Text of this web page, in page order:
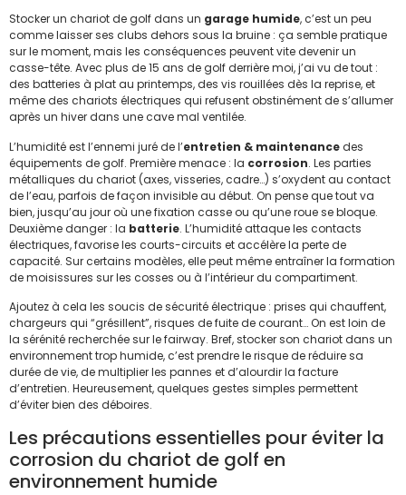
Stocker un chariot de golf dans un garage humide, c’est un peu
comme laisser ses clubs dehors sous la bruine : ça semble pratique
sur le moment, mais les conséquences peuvent vite devenir un
casse-tête. Avec plus de 15 ans de golf derrière moi, j’ai vu de tout :
des batteries à plat au printemps, des vis rouillées dès la reprise, et
même des chariots électriques qui refusent obstinément de s’allumer
après un hiver dans une cave mal ventilée.
L’humidité est l’ennemi juré de l’entretien & maintenancedes
équipements de golf. Première menace : la corrosion. Les parties
métalliques du chariot (axes, visseries, cadre…) s’oxydent au contact
de l’eau, parfois de façon invisible au début. On pense que tout va
bien, jusqu’au jour où une fixation casse ou qu’une roue se bloque.
Deuxième danger : la batterie. L’humidité attaque les contacts
électriques, favorise les courts-circuits et accélère la perte de
capacité. Sur certains modèles, elle peut même entraîner la formation
de moisissures sur les cosses ou à l’intérieur du compartiment.
Ajoutez à cela les soucis de sécurité électrique : prises qui chauffent,
chargeurs qui “grésillent”, risques de fuite de courant… On est loin de
la sérénité recherchée sur le fairway. Bref, stocker son chariot dans un
environnement trop humide, c’est prendre le risque de réduire sa
durée de vie, de multiplier les pannes et d’alourdir la facture
d’entretien. Heureusement, quelques gestes simples permettent
d’éviter bien des déboires.
Les précautions essentielles pour éviter la
corrosion du chariot de golf en
environnement humide